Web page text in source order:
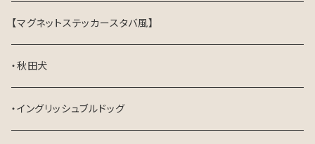
【マグネットステッカースタバ風】
・秋田犬
・イングリッシュブルドッグ